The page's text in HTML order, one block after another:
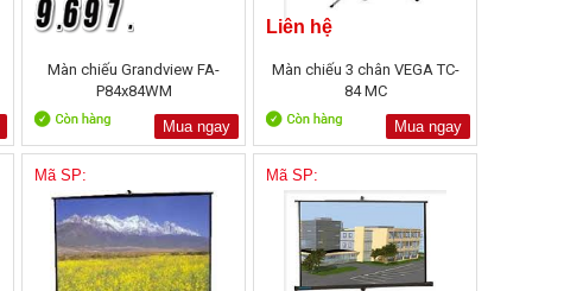
Màn chiếu Grandview FA-
P84x84WM
Mua ngay
Liên hệ
Màn chiếu 3 chân VEGA TC-
84 MC
Mua ngay
Mã SP: Mã SP: